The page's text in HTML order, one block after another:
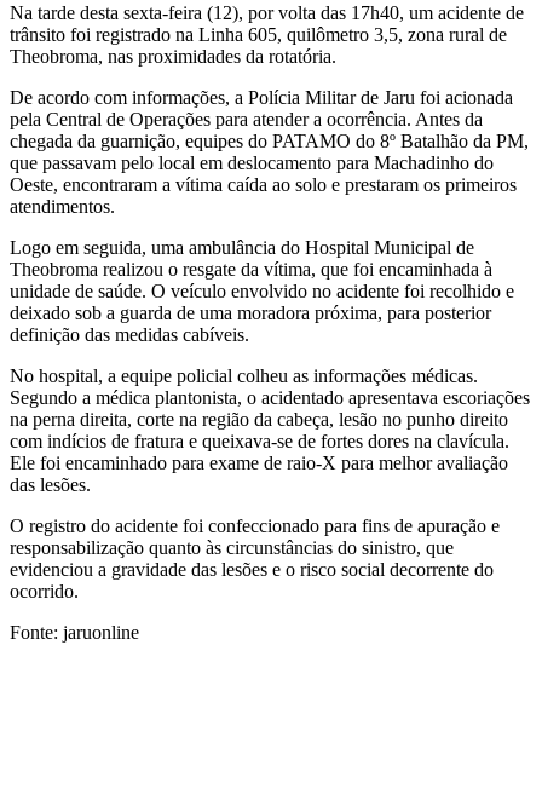
Na tarde desta sexta-feira (12), por volta das 17h40, um acidente de
trânsito foi registrado na Linha 605, quilômetro 3,5, zona rural de
Theobroma, nas proximidades da rotatória.
De acordo com informações, a Polícia Militar de Jaru foi acionada
pela Central de Operações para atender a ocorrência. Antes da
chegada da guarnição, equipes do PATAMO do 8º Batalhão da PM,
que passavam pelo local em deslocamento para Machadinho do
Oeste, encontraram a vítima caída ao solo e prestaram os primeiros
atendimentos.
Logo em seguida, uma ambulância do Hospital Municipal de
Theobroma realizou o resgate da vítima, que foi encaminhada à
unidade de saúde. O veículo envolvido no acidente foi recolhido e
deixado sob a guarda de uma moradora próxima, para posterior
definição das medidas cabíveis.
No hospital, a equipe policial colheu as informações médicas.
Segundo a médica plantonista, o acidentado apresentava escoriações
na perna direita, corte na região da cabeça, lesão no punho direito
com indícios de fratura e queixava-se de fortes dores na clavícula.
Ele foi encaminhado para exame de raio-X para melhor avaliação
das lesões.
O registro do acidente foi confeccionado para fins de apuração e
responsabilização quanto às circunstâncias do sinistro, que
evidenciou a gravidade das lesões e o risco social decorrente do
ocorrido.
Fonte: jaruonline